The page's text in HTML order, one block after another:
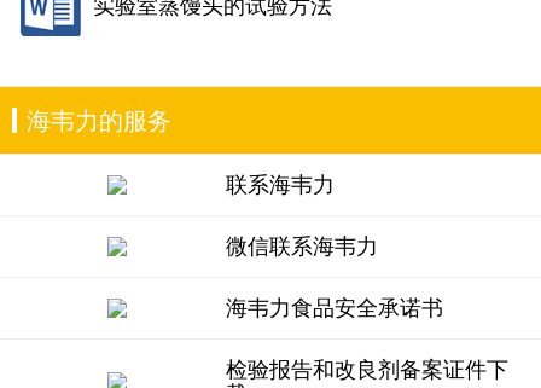
实验室蒸馒头的试验方法
海韦力的服务
联系海韦力
微信联系海韦力
海韦力食品安全承诺书
检验报告和改良剂备案证件下